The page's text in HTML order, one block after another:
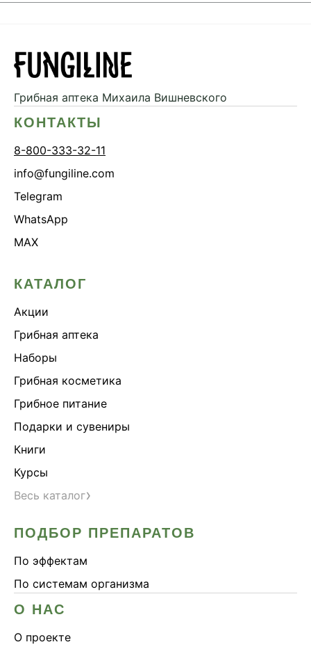
Грибная аптека Михаила Вишневского
КОНТАКТЫ
8-800-333-32-11
info@fungiline.com
Telegram
WhatsApp
MAX
КАТАЛОГ
Акции
Грибная аптека
Наборы
Грибная косметика
Грибное питание
Подарки и сувениры
Книги
Курсы
Весь каталог›
ПОДБОР ПРЕПАРАТОВ
По эффектам
По системам организма
О НАС
О проекте